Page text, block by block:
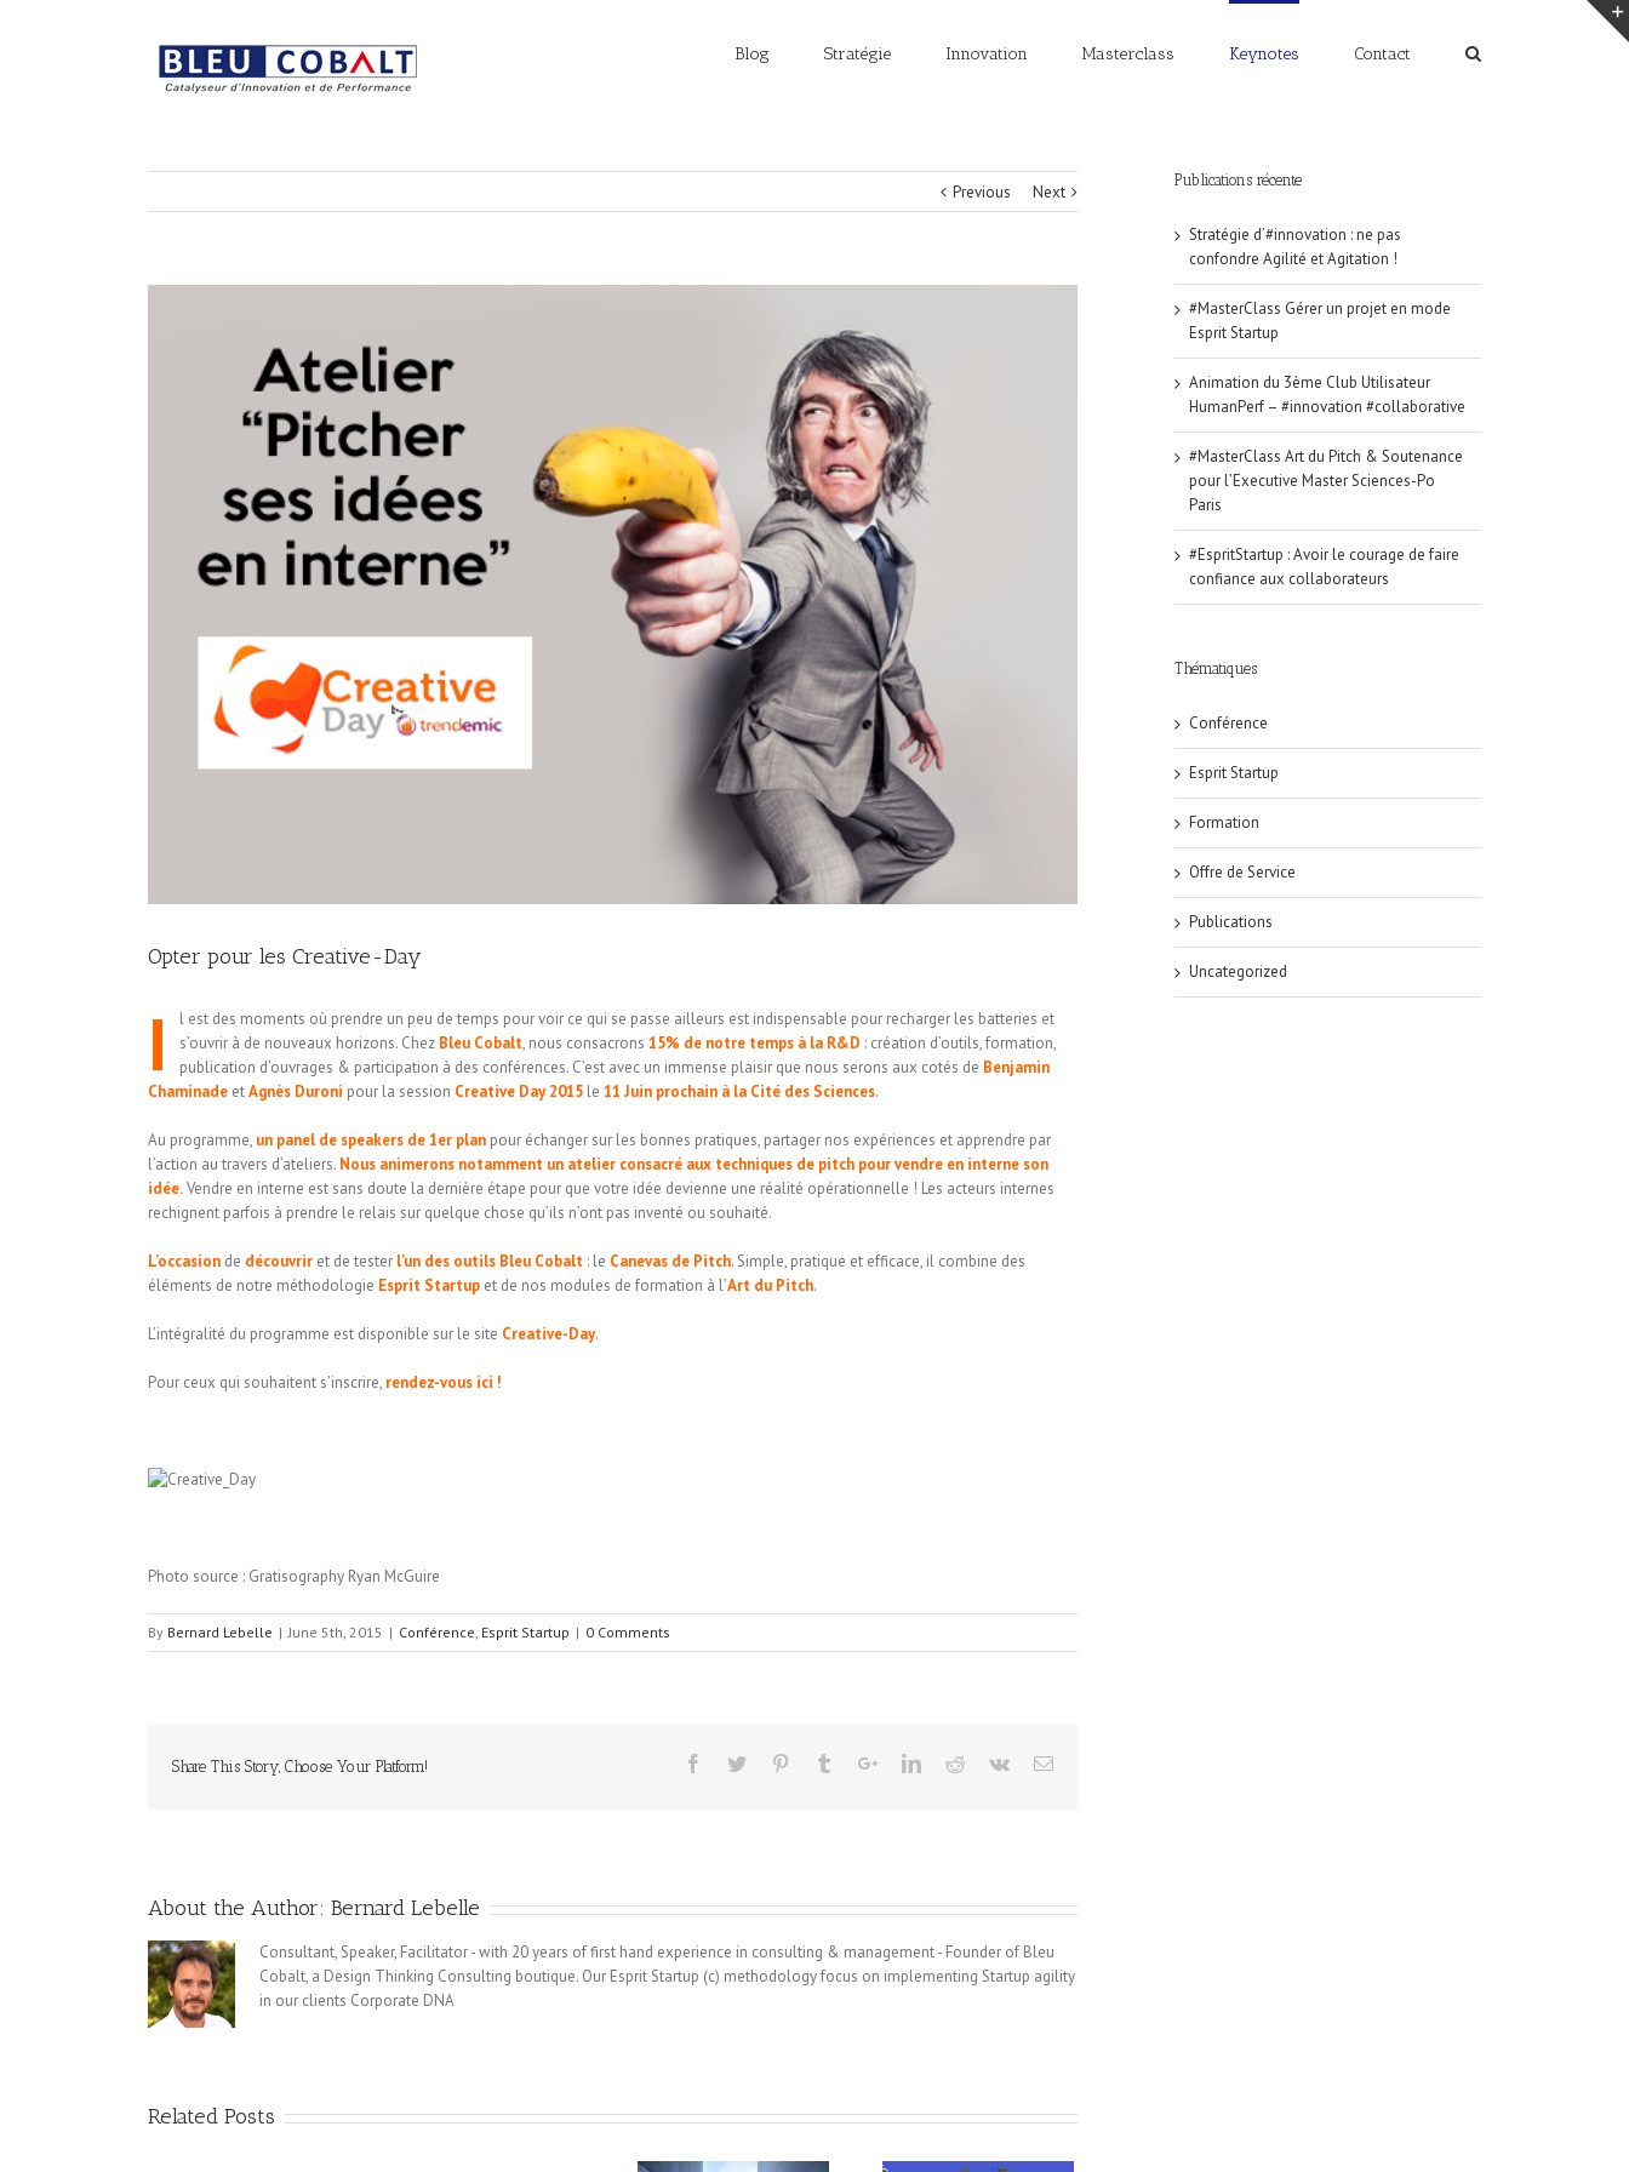
Blog Stratégie Innovation Masterclass Keynotes Contact
Previous Next
Opter pour les Creative-Day
I
l est des moments où prendre un peu de temps pour voir ce qui se passe ailleurs est indispensable pour recharger les batteries et
s’ouvrir à de nouveaux horizons. Chez Bleu Cobalt, nous consacrons 15% de notre temps à la R&D : création d’outils, formation,
publication d’ouvrages & participation à des conférences. C’est avec un immense plaisir que nous serons aux cotés de Benjamin
Chaminade etAgnès Duroni pour la session Creative Day 2015 le 11 Juin prochain à la Cité des Sciences.
Au programme, un panel de speakers de 1er plan pour échanger sur les bonnes pratiques, partager nos expériences et apprendre par
l’action au travers d’ateliers. Nous animerons notamment un atelier consacré aux techniques de pitch pour vendre en interne son
idée.Vendre en interne est sans doute la dernière étape pour que votre idée devienne une réalité opérationnelle ! Les acteurs internes
rechignent parfois à prendre le relais sur quelque chose qu’ils n’ont pas inventé ou souhaité.
L’occasion de découvrir et de tester l’un des outils Bleu Cobalt : le Canevas de Pitch. Simple, pratique et efficace, il combine des
éléments de notre méthodologie Esprit Startup et de nos modules de formation à l’Art du Pitch.
L’intégralité du programme est disponible sur le site Creative-Day.
Pour ceux qui souhaitent s’inscrire, rendez-vous ici !
Photo source : Gratisography Ryan McGuire
By Bernard Lebelle | June 5th, 2015 | Conférence, Esprit Startup | 0 Comments
Share This Story, Choose Your Platform!
About the Author: Bernard Lebelle
Consultant, Speaker, Facilitator - with 20 years of first hand experience in consulting & management - Founder of Bleu
Cobalt, a Design Thinking Consulting boutique. Our Esprit Startup (c) methodology focus on implementing Startup agility
in our clients Corporate DNA
Related Posts
Publications récente
Stratégie d’#innovation : ne pas
confondre Agilité et Agitation !
#MasterClass Gérer un projet en mode
Esprit Startup
Animation du 3ème Club Utilisateur
HumanPerf – #innovation #collaborative
#MasterClass Art du Pitch & Soutenance
pour l’Executive Master Sciences-Po
Paris
#EspritStartup : Avoir le courage de faire
confiance aux collaborateurs
Thématiques
Conférence
Esprit Startup
Formation
Offre de Service
Publications
Uncategorized